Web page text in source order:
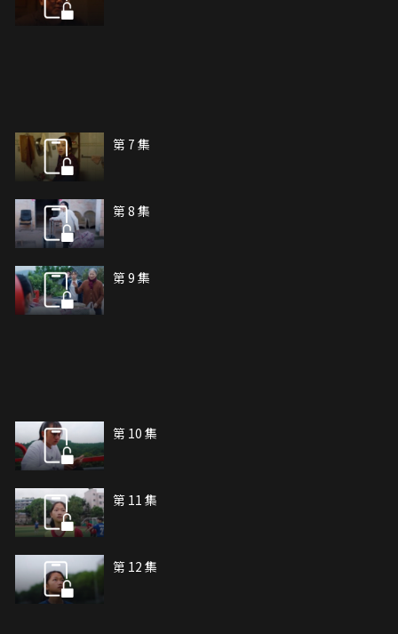
第 7 集
第 8 集
第 9 集
第 10 集
第 11 集
第 12 集